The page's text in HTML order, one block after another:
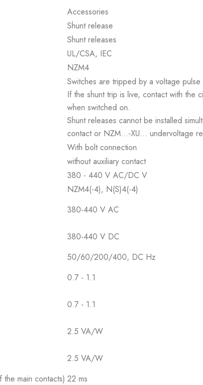
Accessories
Shunt release
Shunt releases
UL/CSA, IEC
NZM4
Switches are tripped by a voltage
If the shunt trip is live, contact with the
when switched on.
Shunt releases cannot be installed
contact or NZM...-XU... undervoltage
With bolt connection
without auxiliary contact
380 - 440 V AC/DC V
NZM4(-4), N(S)4(-4)
380-440 V AC
380-440 V DC
50/60/200/400, DC Hz
0.7 - 1.1
0.7 - 1.1
2.5 VA/W
2.5 VA/W
main contacts) 22 ms